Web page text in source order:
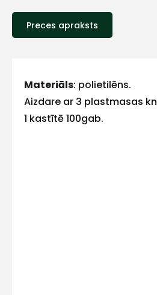
Preces apraksts
Materiāls: polietilēns.
Aizdare ar 3 plastmasas
1 kastītē 100gab.